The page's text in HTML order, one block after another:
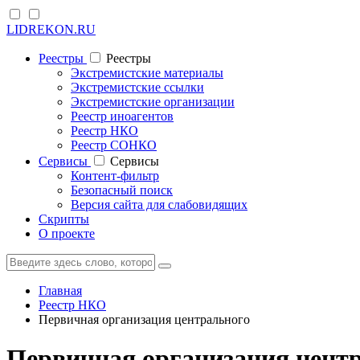
LIDREKON.RU
Реестры
Реестры
Экстремистские материалы
Экстремистские ссылки
Экстремистские организации
Реестр иноагентов
Реестр НКО
Реестр СОНКО
Cервисы
Cервисы
Контент-фильтр
Безопасный поиск
Версия сайта для слабовидящих
Скрипты
О проекте
Главная
Реестр НКО
Первичная организация центрального